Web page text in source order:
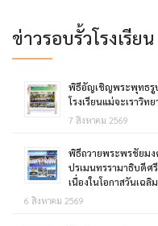
ข่าวรอบรั้วโรงเรียน
พิธีอัญเชิญพระพุทธรู
โรงเรียนแม่จะเราวิท
7 สิงหาคม 2569
พิธีถวายพระพรชัยม
ปรเมนทรรามาธิบดีศ
เนื่องในโอกาสวันเฉ
6 สิงหาคม 2569